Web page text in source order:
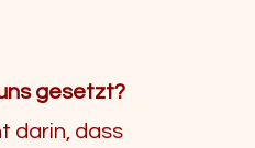
gesetzt?
darin, dass